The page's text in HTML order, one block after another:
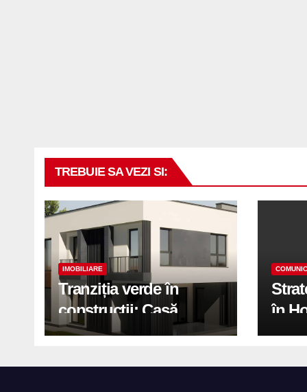
TREBUIE SA VEZI SI:
IMOBILIARE
Tranziția verde în
construcții: Casă
modernă cu structură
în